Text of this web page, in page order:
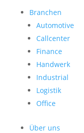
Branchen
Automotive
Callcenter
Finance
Handwerk
Industrial
Logistik
Office
Über uns